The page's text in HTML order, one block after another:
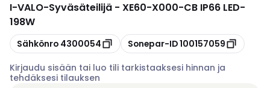
I-VALO-Syväsäteilijä - XE60-X000-CB IP66 LED-
198W
Kopioi
Sähkönro 4300054 Kopioi
Sonepar-ID100157059
Kirjaudu sisään tai luo tili tarkistaaksesi hinnan ja
tehdäksesi tilauksen